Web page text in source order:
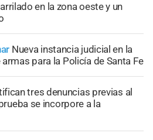
en la zona oeste y un
Nueva instancia judicial en la
para la Policía de Santa Fe
tres denuncias previas al
se incorpore a la